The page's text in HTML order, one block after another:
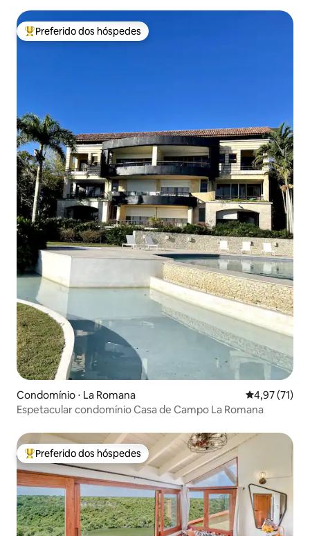
Entre os melhores preferidos dos hóspedes
Preferido dos hóspedes
Condomínio ⋅ La Romana 4,97 de uma
4,97 (71)
Espetacular condomínio Casa de Campo La Romana
Entre os melhores preferidos dos hóspedes
Preferido dos hóspedes